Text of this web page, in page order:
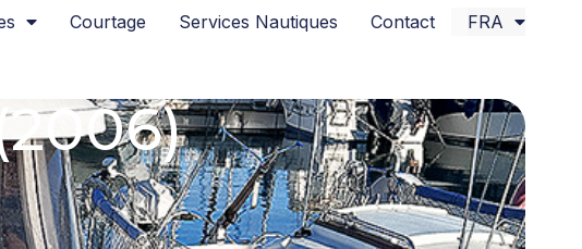
Courtage Services Nautiques Contact FRA